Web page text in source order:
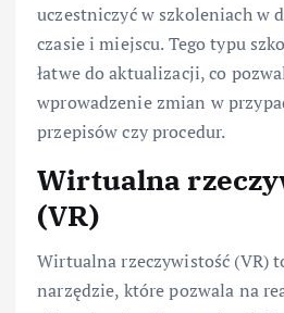
uczestniczyć w szkoleniach w
czasie i miejscu. Tego typu
łatwe do aktualizacji, co
wprowadzenie zmian w
przepisów czy procedur.
Wirtualna
(VR)
Wirtualna rzeczywistość (VR)
narzędzie, które pozwala na